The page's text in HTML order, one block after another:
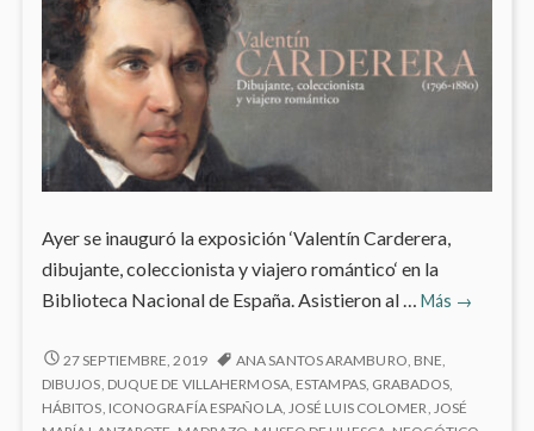
Ayer se inauguró la exposición ‘Valentín Carderera,
dibujante, coleccionista y viajero romántico‘ en la
Biblioteca Nacional de España. Asistieron al … Más ‘Valentín
y
→
‘VALENTÍN
CARDERERA,
DIBUJANTE,
27 SEPTIEMBRE, 2019 ANA SANTOS ARAMBURO, BNE,
DIBUJOS, DUQUE DE VILLAHERMOSA, ESTAMPAS, GRABADOS,
HÁBITOS, ICONOGRAFÍA ESPAÑOLA, JOSÉ LUIS COLOMER, JOSÉ